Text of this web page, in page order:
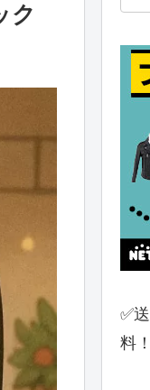
ク
✅
料！